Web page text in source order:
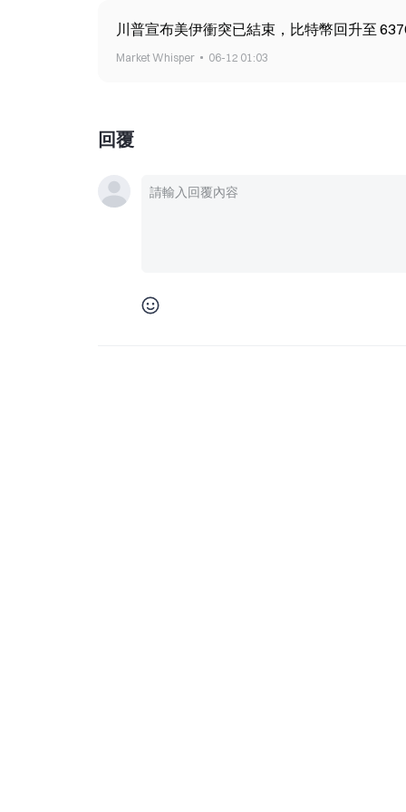
川普宣布美伊衝突已結束，比特幣回升至
Market Whisper 06-12 01:03
回覆